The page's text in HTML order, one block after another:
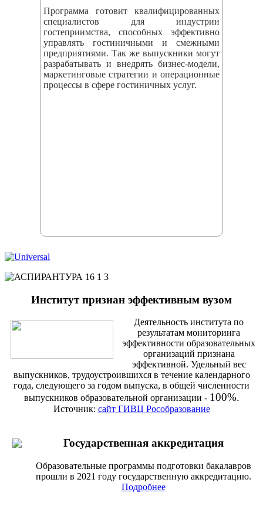
Программа готовит квалифицированных
специалистов для индустрии
гостеприимства, способных эффективно
управлять гостиничными и смежными
предприятиями. Так же выпускники могут
разрабатывать и внедрять бизнес‑модели,
маркетинговые стратегии и операционные
процессы в сфере гостиничных услуг.
Институт признан эффективным вузом
Деятельность института по
результатам мониторинга
эффективности образовательных
организаций признана
эффективной. Удельный вес
выпускников, трудоустроившихся в течение календарного
года, следующего за годом выпуска, в общей численности
выпускников образовательной организации - 100%.
Источник: сайт ГИВЦ Рособразование
Государственная аккредитация
Образовательные программы подготовки бакалавров
прошли в 2021 году государственную аккредитацию.
Подробнее